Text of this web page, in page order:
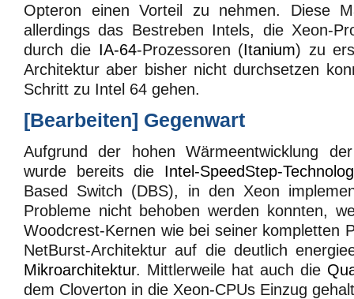
Opteron einen Vorteil zu nehmen. Diese
allerdings das Bestreben Intels, die Xeon-
durch die IA-64-Prozessoren (Itanium) zu
Architektur aber bisher nicht durchsetzen
Schritt zu Intel 64 gehen.
[Bearbeiten] Gegenwart
Aufgrund der hohen Wärmeentwicklung
wurde bereits die Intel-SpeedStep-
Based Switch (DBS), in den Xeon
Probleme nicht behoben werden konnten,
Woodcrest-Kernen wie bei seiner kompletten
NetBurst-Architektur auf die deutlich
Mikroarchitektur. Mittlerweile hat auch die
dem Cloverton in die Xeon-CPUs Einzug